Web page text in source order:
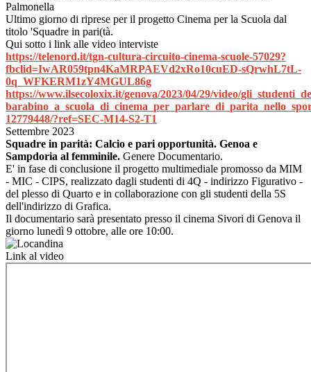
Palmonella
Ultimo giorno di riprese per il progetto Cinema per la Scuola dal
titolo 'Squadre in pari(tà.
Qui sotto i link alle video interviste
https://telenord.it/tgn-cultura-circuito-cinema-scuole-57029?
fbclid=IwAR059tpn4KaMRPAEVd2xRo10cuED-sQrwhL7tL-
0q_WFKERM1zY4MGUL86g
https://www.ilsecoloxix.it/genova/2023/04/29/video/
12779448/?ref=SEC-M14-S2-T1
Settembre 2023
Squadre in parità: Calcio e pari opportunità. Genoa e
Sampdoria al femminile. Genere Documentario.
E' in fase di conclusione il progetto multimediale promosso da MIM
- MIC - CIPS, realizzato dagli studenti di 4Q - indirizzo Figurativo -
del plesso di Quarto e in collaborazione con gli studenti della 5S
dell'indirizzo di Grafica.
Il documentario sarà presentato presso il cinema Sivori di Genova il
giorno lunedì 9 ottobre, alle ore 10:00.
Link al video